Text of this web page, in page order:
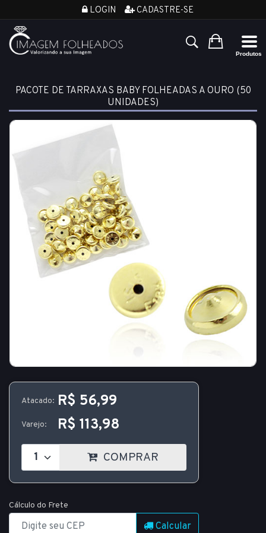
LOGIN CADASTRE-SE
PACOTE DE TARRAXAS BABY FOLHEADAS A OURO (50
UNIDADES)
Atacado: R$ 56,99
Varejo: R$ 113,98
COMPRAR
Cálculo do Frete
Calcular